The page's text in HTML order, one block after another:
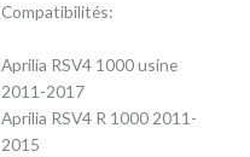
Compatibilités:
Aprilia RSV4 1000 usine
2011-2017
Aprilia RSV4 R 1000 2011-
2015